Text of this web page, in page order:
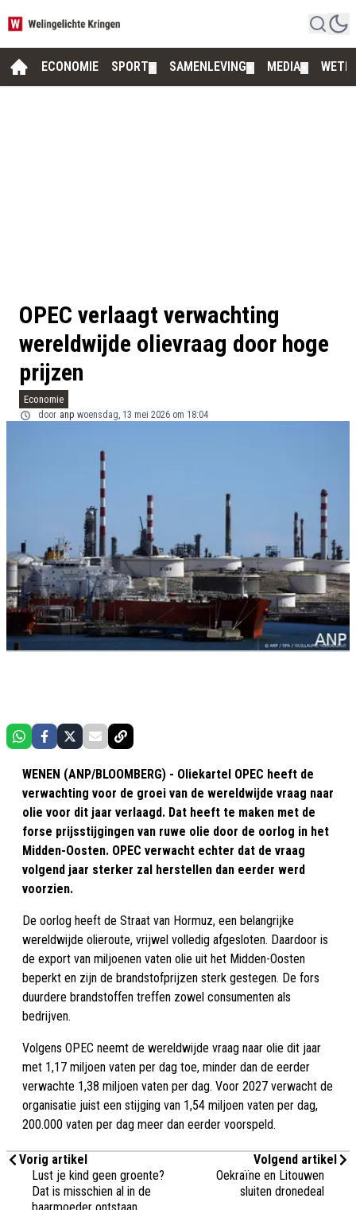
ECONOMIE SPORT SAMENLEVING MEDIA
OPEC verlaagt verwachting
wereldwijde olievraag door hoge
prijzen
Economie
door anp woensdag, 13 mei 2026 om 18:04
WENEN (ANP/BLOOMBERG) - Oliekartel OPEC heeft de
verwachting voor de groei van de wereldwijde vraag naar
olie voor dit jaar verlaagd. Dat heeft te maken met de
forse prijsstijgingen van ruwe olie door de oorlog in het
Midden-Oosten. OPEC verwacht echter dat de vraag
volgend jaar sterker zal herstellen dan eerder werd
voorzien.
De oorlog heeft de Straat van Hormuz, een belangrijke
wereldwijde olieroute, vrijwel volledig afgesloten. Daardoor is
de export van miljoenen vaten olie uit het Midden-Oosten
beperkt en zijn de brandstofprijzen sterk gestegen. De fors
duurdere brandstoffen treffen zowel consumenten als
bedrijven.
Volgens OPEC neemt de wereldwijde vraag naar olie dit jaar
met 1,17 miljoen vaten per dag toe, minder dan de eerder
verwachte 1,38 miljoen vaten per dag. Voor 2027 verwacht de
organisatie juist een stijging van 1,54 miljoen vaten per dag,
200.000 vaten per dag meer dan eerder voorspeld.
Vorig artikel
Lust je kind geen groente?
Dat is misschien al in de
Volgend artikel
Oekraïne en Litouwen
sluiten dronedeal